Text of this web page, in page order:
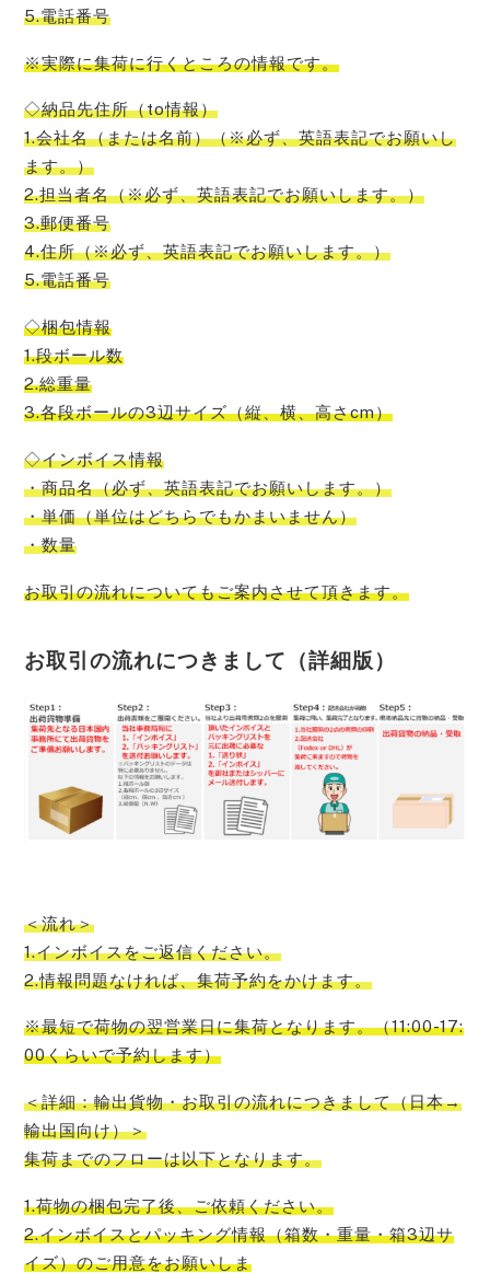
5.電話番号
※実際に集荷に行くところの情報です。
◇納品先住所（to情報）
1.会社名（または名前）（※必ず、英語表記でお願いし
ます。）
2.担当者名（※必ず、英語表記でお願いします。）
3.郵便番号
4.住所（※必ず、英語表記でお願いします。）
5.電話番号
◇梱包情報
1.段ボール数
2.総重量
3.各段ボールの3辺サイズ（縦、横、高さcm）
◇インボイス情報
・商品名（必ず、英語表記でお願いします。）
・単価（単位はどちらでもかまいません）
・数量
お取引の流れについてもご案内させて頂きます。
お取引の流れにつきまして（詳細版）
＜流れ＞
1.インボイスをご返信ください。
2.情報問題なければ、集荷予約をかけます。
※最短で荷物の翌営業日に集荷となります。（11:00-17:
00くらいで予約します）
＜詳細：輸出貨物・お取引の流れにつきまして（日本→
輸出国向け）＞
集荷までのフローは以下となります。
1.荷物の梱包完了後、ご依頼ください。
2.インボイスとパッキング情報（箱数・重量・箱3辺サ
イズ）のご用意をお願いしま